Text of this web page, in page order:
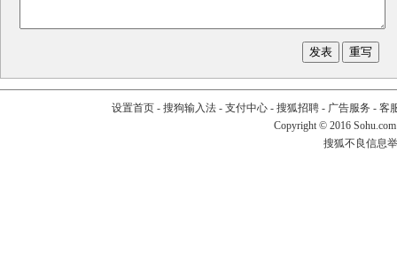
设置首页- 搜狗输入法- 支付中心- 搜狐招聘- 广告服务 - 客
Copyright © 2016
搜狐不良信息